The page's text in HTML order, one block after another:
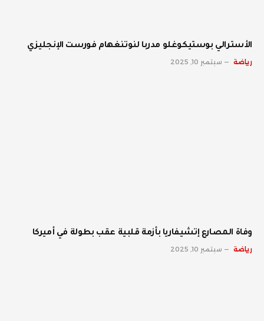
الأسترالي بوستيكوغلو مدربا لنوتنغهام فورست الإنجليزي
رياضة سبتمبر 10, 2025
وفاة المصارع إتشيفاريا بأزمة قلبية عقب بطولة في أميركا
رياضة سبتمبر 10, 2025